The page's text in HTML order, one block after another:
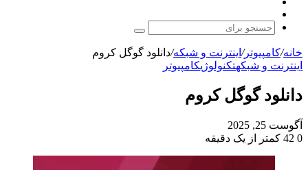
پوسته
جستجو
برای
خانه/کامپیوتر/ اینترنت و شبکه/دانلود گوگل کروم
اینترنت و شبکهتکنولوژیکامپیوتر
دانلود گوگل کروم
آگوست 25, 2025
0
کمتر از یک دقیقه